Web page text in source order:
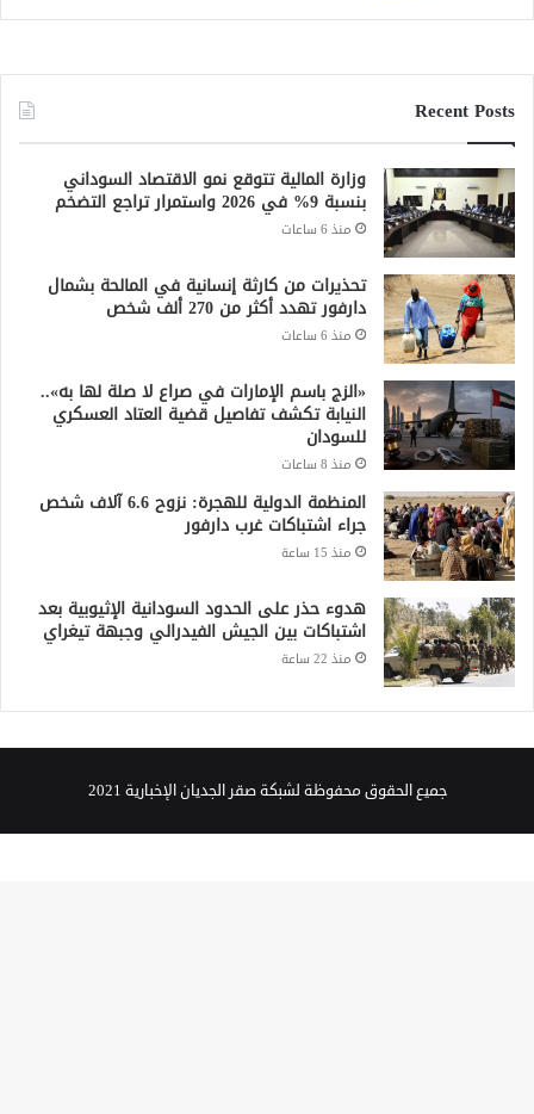
Recent Posts
وزارة المالية تتوقع نمو الاقتصاد السوداني
بنسبة 9% في 2026 واستمرار تراجع التضخم
منذ 6 ساعات
تحذيرات من كارثة إنسانية في المالحة بشمال
دارفور تهدد أكثر من 270 ألف شخص
منذ 6 ساعات
«الزج باسم الإمارات في صراع لا صلة لها به»..
النيابة تكشف تفاصيل قضية العتاد العسكري
للسودان
منذ 8 ساعات
المنظمة الدولية للهجرة: نزوح 6.6 آلاف شخص
جراء اشتباكات غرب دارفور
منذ 15 ساعة
هدوء حذر على الحدود السودانية الإثيوبية بعد
اشتباكات بين الجيش الفيدرالي وجبهة تيغراي
منذ 22 ساعة
جميع الحقوق محفوظة لشبكة صقر الجديان الإخبارية 2021